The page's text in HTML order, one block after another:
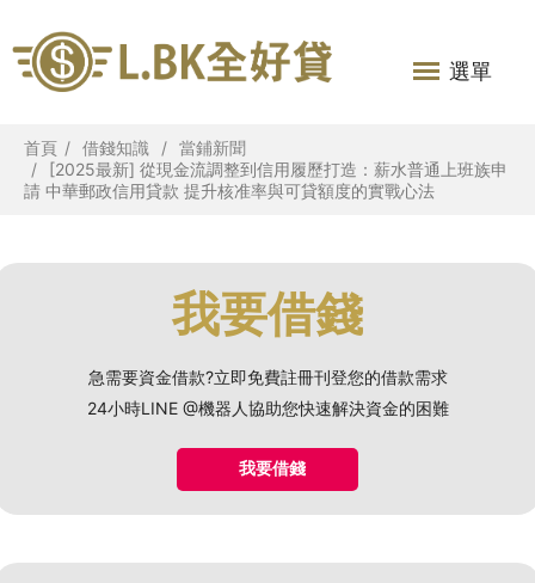
選單
首頁 借錢知識
當鋪新聞
[2025最新] 從現金流調整到信用履歷打造：薪水普通上班族申
請 中華郵政信用貸款 提升核准率與可貸額度的實戰心法
我要借錢
急需要資金借款?立即免費註冊刊登您的借款需求
24小時LINE @機器人協助您快速解決資金的困難
我要借錢